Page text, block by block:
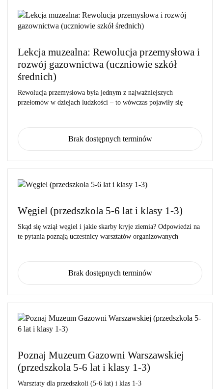
Lekcja muzealna: Rewolucja przemysłowa i
rozwój gazownictwa (uczniowie szkół
średnich)
Rewolucja przemysłowa była jednym z najważniejszych
przełomów w dziejach ludzkości – to wówczas pojawiły się
Brak dostępnych terminów
Węgiel (przedszkola 5-6 lat i klasy 1-3)
Skąd się wziął węgiel i jakie skarby kryje ziemia? Odpowiedzi na
te pytania poznają uczestnicy warsztatów organizowanych
Brak dostępnych terminów
Poznaj Muzeum Gazowni Warszawskiej
(przedszkola 5-6 lat i klasy 1-3)
Warsztaty dla przedszkoli (5-6 lat) i klas 1-3